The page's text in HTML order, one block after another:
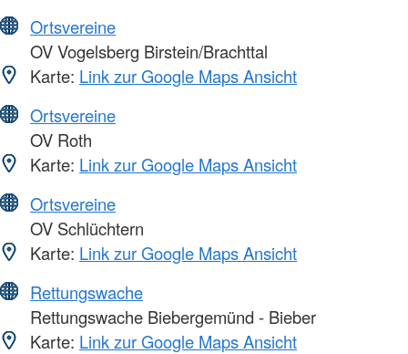
Ortsvereine
OV Vogelsberg Birstein/Brachttal
Karte: Link zur Google Maps Ansicht
Ortsvereine
OV Roth
Karte: Link zur Google Maps Ansicht
Ortsvereine
OV Schlüchtern
Karte: Link zur Google Maps Ansicht
Rettungswache
Rettungswache Biebergemünd - Bieber
Karte: Link zur Google Maps Ansicht